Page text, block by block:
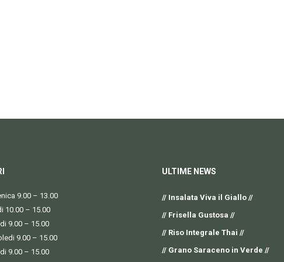
9.00 – 13.00
10.00 – 15.00
9.00 – 15.00
9.00 – 15.00
9.00 – 15.00
ULTIME NEWS
// Insalata Viva il Giallo //
// Frisella Gustosa //
// Riso Integrale Thai //
// Grano Saraceno in Verde //